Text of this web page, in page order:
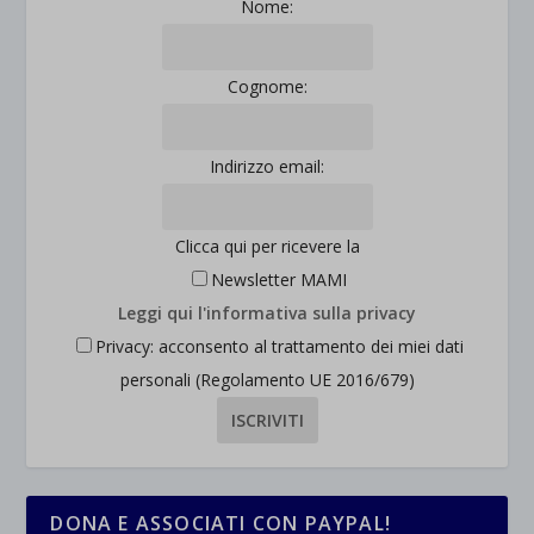
Nome:
Cognome:
Indirizzo email:
Clicca qui per ricevere la
Newsletter MAMI
Leggi qui l'informativa sulla privacy
Privacy: acconsento al trattamento dei miei dati
personali (Regolamento UE 2016/679)
DONA E ASSOCIATI CON PAYPAL!